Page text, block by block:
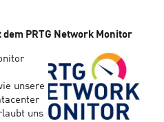
PRTG Network Monitor
unsere
uns